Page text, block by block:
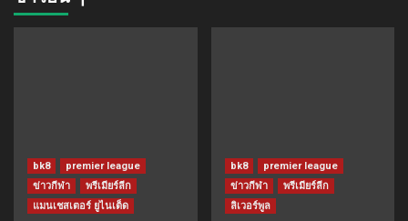
bk8
premier league
ข่าวกีฬา
พรีเมียร์ลีก
แมนเชสเตอร์ ยูไนเต็ด
bk8
premier league
ข่าวกีฬา
พรีเมียร์ลีก
ลิเวอร์พูล